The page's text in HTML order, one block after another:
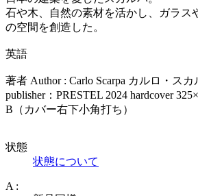
石や木、自然の素材を活かし、ガラス
の空間を創造した。
英語
著者 Author : Carlo Scarpa カルロ・ス
publisher：PRESTEL 2024 hardcover
B（カバー右下小角打ち）
状態
状態について
A :